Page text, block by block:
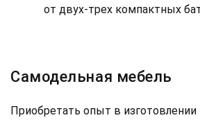
от двух-трех компактных
Самодельная мебель
Приобретать опыт в